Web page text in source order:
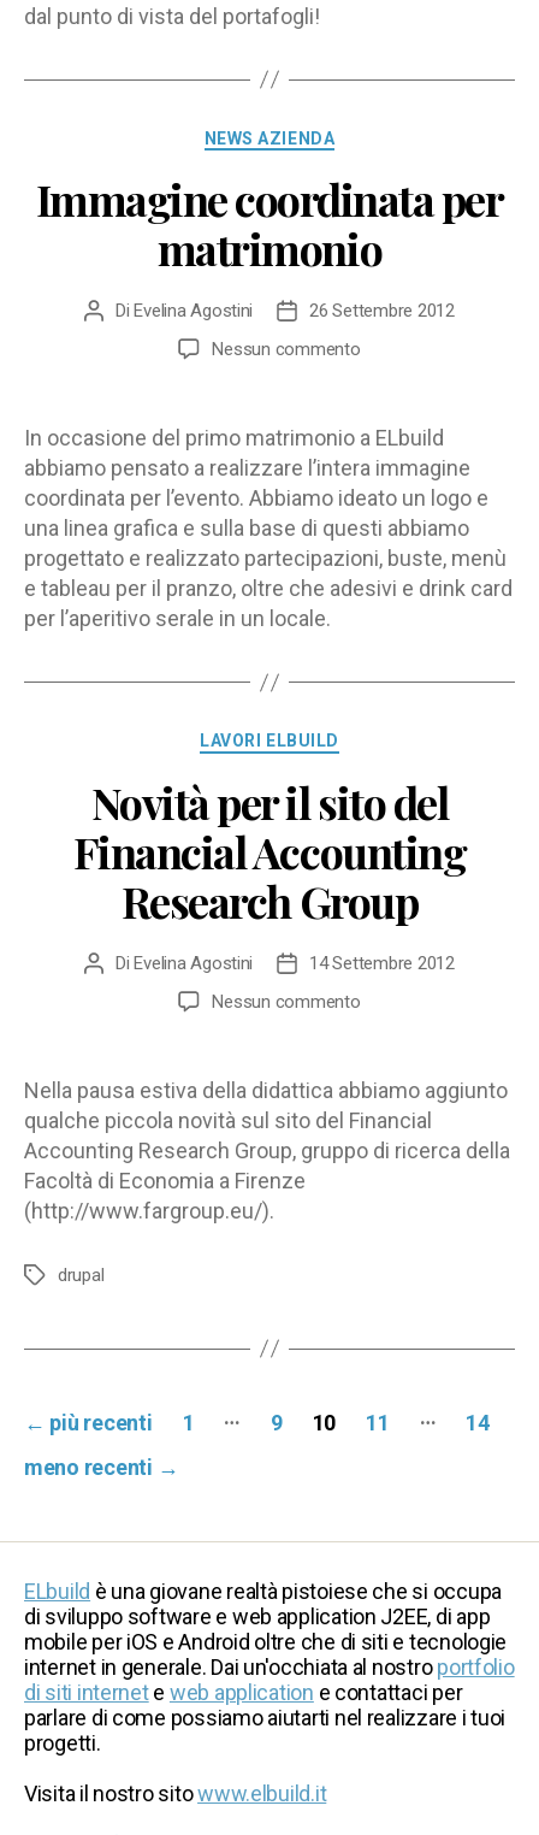
dal punto di vista del portafogli!
Categorie
NEWS AZIENDA
Immagine coordinata per
matrimonio
Autore
Di Evelina Agostini
Data
dell'articolo
26 Settembre 2012
Nessun commentosu
per
In occasione del primo matrimonio a ELbuild
abbiamo pensato a realizzare l’intera immagine
coordinata per l’evento. Abbiamo ideato un logo e
una linea grafica e sulla base di questi abbiamo
progettato e realizzato partecipazioni, buste, menù
e tableau per il pranzo, oltre che adesivi e drink card
per l’aperitivo serale in un locale.
Categorie
LAVORI ELBUILD
Novità per il sito del
Financial Accounting
Research Group
Autore
DiEvelina Agostini
Data
dell'articolo
14 Settembre 2012
Nessun commentosu
il
del
Financial
Nella pausa estiva della didattica abbiamo aggiunto
qualche piccola novità sul sito del Financial
Accounting Research Group, gruppo di ricerca della
Facoltà di Economia a Firenze
(http://www.fargroup.eu/).
Tag drupal
Paginazione
degli
← più recenti 1 … 9 10 11 …
14
meno recenti →
ELbuild è una giovane realtà pistoiese che si occupa
di sviluppo software e web application J2EE, di app
mobile per iOS e Android oltre che di siti e tecnologie
internet in generale. Dai un'occhiata al nostroportfolio
di siti internete web application e contattaci per
parlare di come possiamo aiutarti nel realizzare i tuoi
progetti.
Visita il nostro sitowww.elbuild.it